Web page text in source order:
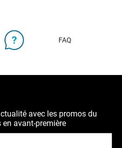
FAQ
avec les promos du
avant-première